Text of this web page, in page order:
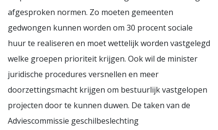
afgesproken normen. Zo moeten gemeenten
gedwongen kunnen worden om 30 procent sociale
huur te realiseren en moet wettelijk worden vastgelegd
welke groepen prioriteit krijgen. Ook wil de minister
juridische procedures versnellen en meer
doorzettingsmacht krijgen om bestuurlijk vastgelopen
projecten door te kunnen duwen. De taken van de
Adviescommissie geschilbeslechting